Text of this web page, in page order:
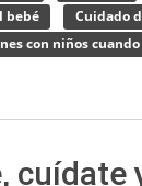
bebé
Cuidado
con niños
cuídate